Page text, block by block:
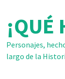
contenido
¡QUÉ
Personajes,
largo de la